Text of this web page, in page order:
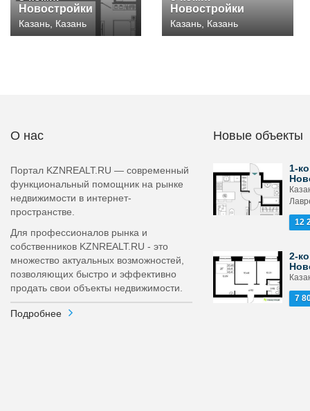
Новостройки
Казань, Казань
Новостройки
Казань, Казань
О нас
Портал KZNREALT.RU — современный
функциональный помощник на рынке
недвижимости в интернет-
пространстве.
Для профессионалов рынка и
собственников KZNREALT.RU - это
множество актуальных возможностей,
позволяющих быстро и эффективно
продать свои объекты недвижимости.
Подробнее
Новые объекты
1-
12
2-
7